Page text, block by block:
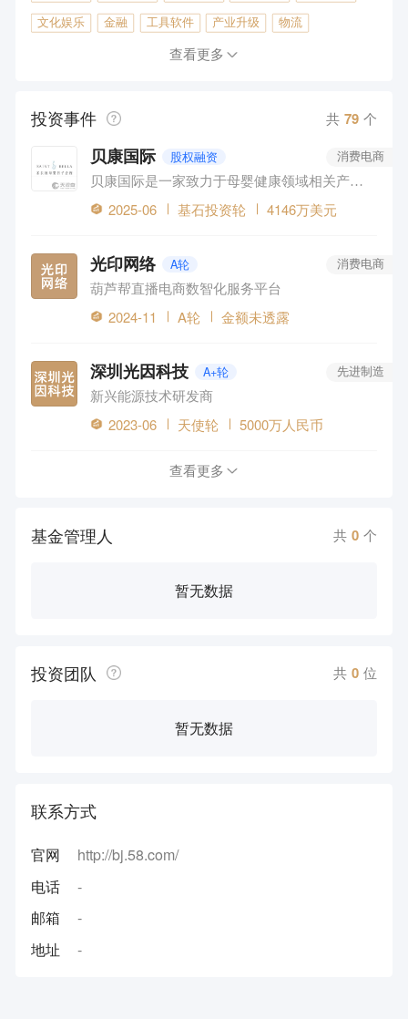
文化娱乐 金融 工具软件 产业升级 物流
本地生活 教育
查看更多
投资事件 共 79 个
贝康国际 股权融资
贝康国际是一家致力于母婴健康领域相关产业开发投资及管理的企业
消费电商
2025-06 基石投资轮 4146万美元
光印网络 A轮
葫芦帮直播电商数智化服务平台
消费电商
2024-11 A轮 金额未透露
深圳光因科技 A+轮
新兴能源技术研发商
先进制造
2023-06 天使轮 5000万人民币
查看更多
基金管理人 共 0 个
暂无数据
投资团队 共 0 位
暂无数据
联系方式
官网
http://bj.58.com/
电话
-
邮箱
-
地址
-